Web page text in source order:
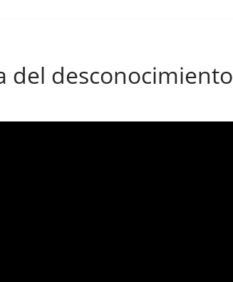
del desconocimiento